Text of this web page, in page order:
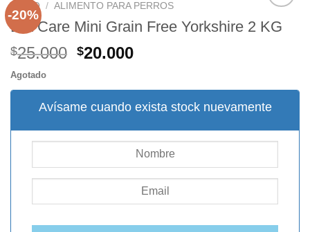
-20%
INICIO / ALIMENTO PARA PERROS
Brit Care Mini Grain Free Yorkshire 2 KG
$25.000 El
original
era:
$20.000El
actual
es:
Agotado
Avísame cuando exista stock nuevamente